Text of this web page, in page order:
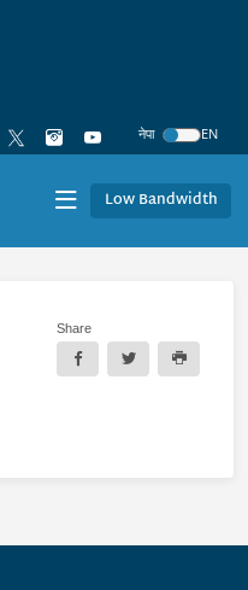
नेपा
EN
Low Bandwidth
Share